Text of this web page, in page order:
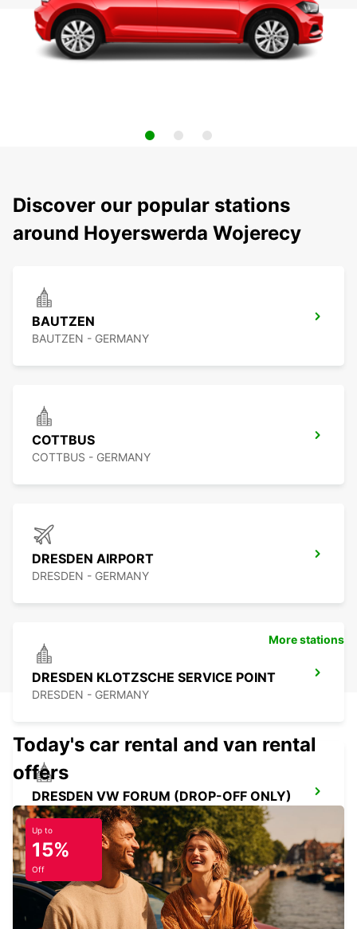
Discover our popular stations
around Hoyerswerda Wojerecy
BAUTZEN
BAUTZEN - GERMANY
COTTBUS
COTTBUS - GERMANY
DRESDEN AIRPORT
DRESDEN - GERMANY
DRESDEN KLOTZSCHE SERVICE POINT
DRESDEN - GERMANY
DRESDEN VW FORUM (DROP-OFF ONLY)
DRESDEN - GERMANY
DRESDEN CITY
More stations
Today's car rental and van rental
offers
Up to
15%
Off